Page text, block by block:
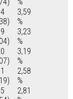
3,59
%
3,23
%
3,19
%
2,58
%
2,81